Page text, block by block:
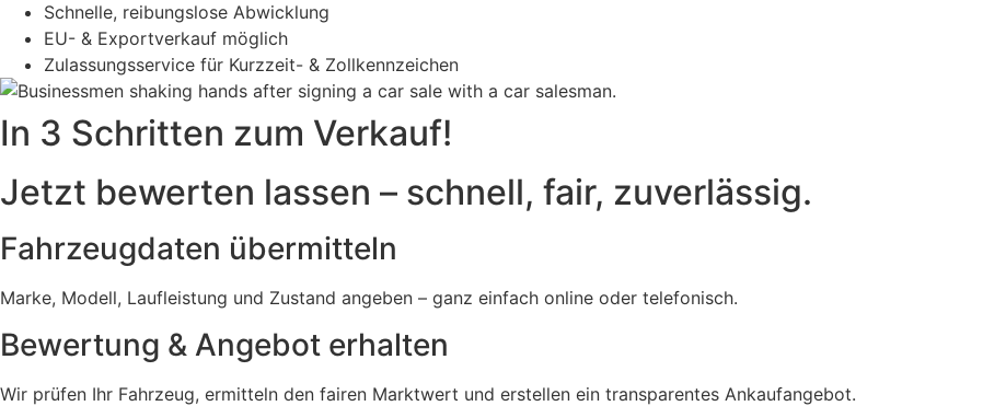
Schnelle, reibungslose Abwicklung
EU- & Exportverkauf möglich
Zulassungsservice für Kurzzeit- & Zollkennzeichen
In 3 Schritten zum Verkauf!
Jetzt bewerten lassen – schnell, fair, zuverlässig.
Fahrzeugdaten übermitteln
Marke, Modell, Laufleistung und Zustand angeben – ganz einfach online oder telefonisch.
Bewertung & Angebot erhalten
Wir prüfen Ihr Fahrzeug, ermitteln den fairen Marktwert und erstellen ein transparentes Ankaufangebot.